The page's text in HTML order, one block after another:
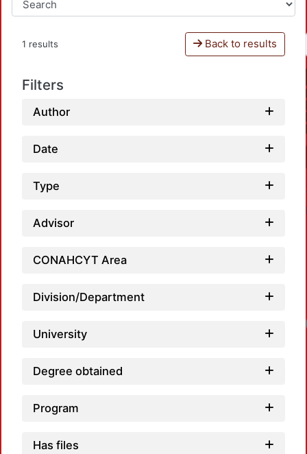
1 results Back to results
Filters
Author
Date
Type
Advisor
CONAHCYT Area
Division/Department
University
Degree obtained
Program
Has files